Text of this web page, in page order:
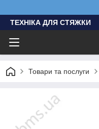
ТЕХНІКА ДЛЯ СТЯЖКИ
Товари та послуги